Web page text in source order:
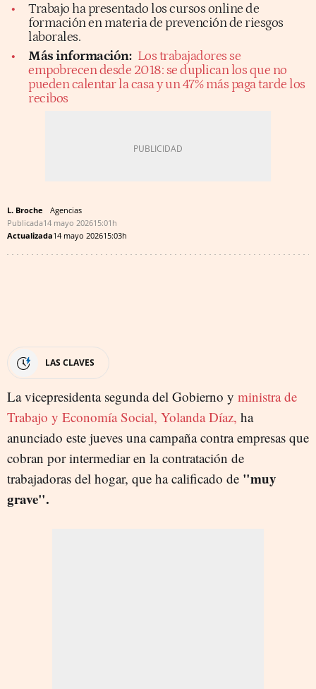
Trabajo ha presentado los cursos online de
formación en materia de prevención de riesgos
laborales.
Más información: Los trabajadores se
empobrecen desde 2018: se duplican los que no
pueden calentar la casa y un 47% más paga tarde los
recibos
L. Broche
Agencias
Publicada14 mayo 202615:01h
Actualizada14 mayo 202615:03h
LAS CLAVES
La vicepresidenta segunda del Gobierno y ministra de
Trabajo y Economía Social, Yolanda Díaz, ha
anunciado este jueves una campaña contra empresas que
cobran por intermediar en la contratación de
trabajadoras del hogar, que ha calificado de "muy
grave".